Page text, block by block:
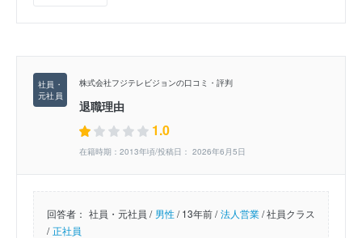
株式会社フジテレビジョンの口コミ・評判
退職理由
1.0
在籍時期：2013年頃/投稿日： 2026年6月5日
回答者： 社員・元社員 / 男性/13年前 / 法人営業/社員クラス
/ 正社員